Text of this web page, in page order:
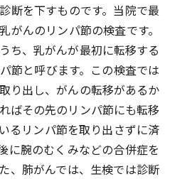
断を下すものです。当院で最
がんのリンパ節の検査です。
ち、乳がんが最初に転移する
節と呼びます。この検査では
り出し、がんの転移があるか
ばその先のリンパ節にも転移
るリンパ節を取り出さずに済
に腕のむくみなどの合併症を
、肺がんでは、⽣検では診断